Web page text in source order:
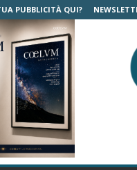
PUBBLICITÀ QUI?
C